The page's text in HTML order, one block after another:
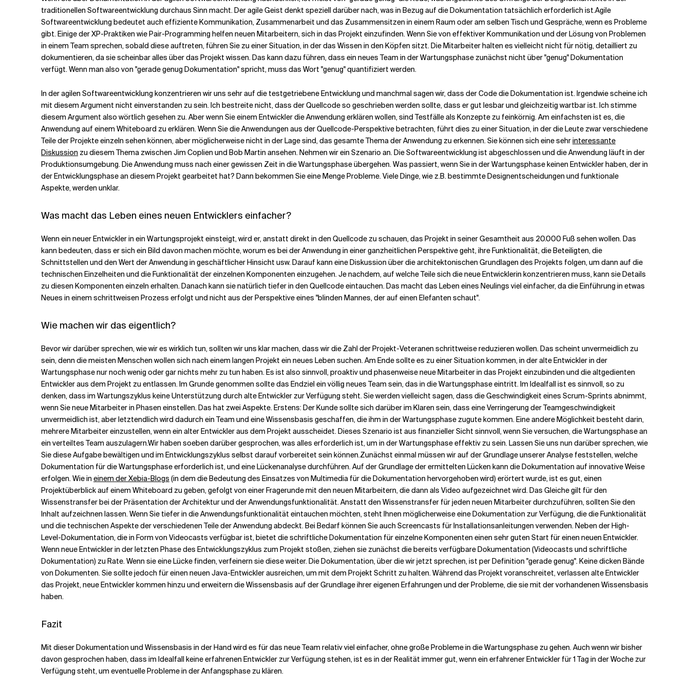
Verwandte Themen
traditionellen Softwareentwicklung durchaus Sinn macht. Der agile Geist denkt speziell darüber nach, was in Bezug auf die Dokumentation tatsächlich erforderlich ist.Agile
Softwareentwicklung bedeutet auch effiziente Kommunikation, Zusammenarbeit und das Zusammensitzen in einem Raum oder am selben Tisch und Gespräche, wenn es Probleme
gibt. Einige der XP-Praktiken wie Pair-Programming helfen neuen Mitarbeitern, sich in das Projekt einzufinden. Wenn Sie von effektiver Kommunikation und der Lösung von Problemen
in einem Team sprechen, sobald diese auftreten, führen Sie zu einer Situation, in der das Wissen in den Köpfen sitzt. Die Mitarbeiter halten es vielleicht nicht für nötig, detailliert zu
dokumentieren, da sie scheinbar alles über das Projekt wissen. Das kann dazu führen, dass ein neues Team in der Wartungsphase zunächst nicht über "genug" Dokumentation
verfügt. Wenn man also von "gerade genug Dokumentation" spricht, muss das Wort "genug" quantifiziert werden.
In der agilen Softwareentwicklung konzentrieren wir uns sehr auf die testgetriebene Entwicklung und manchmal sagen wir, dass der Code die Dokumentation ist. Irgendwie scheine ich
mit diesem Argument nicht einverstanden zu sein. Ich bestreite nicht, dass der Quellcode so geschrieben werden sollte, dass er gut lesbar und gleichzeitig wartbar ist. Ich stimme
diesem Argument also wörtlich gesehen zu. Aber wenn Sie einem Entwickler die Anwendung erklären wollen, sind Testfälle als Konzepte zu feinkörnig. Am einfachsten ist es, die
Anwendung auf einem Whiteboard zu erklären. Wenn Sie die Anwendungen aus der Quellcode-Perspektive betrachten, führt dies zu einer Situation, in der die Leute zwar verschiedene
Teile der Projekte einzeln sehen können, aber möglicherweise nicht in der Lage sind, das gesamte Thema der Anwendung zu erkennen. Sie können sich eine sehrinteressante
Diskussion zu diesem Thema zwischen Jim Coplien und Bob Martin ansehen. Nehmen wir ein Szenario an. Die Softwareentwicklung ist abgeschlossen und die Anwendung läuft in der
Produktionsumgebung. Die Anwendung muss nach einer gewissen Zeit in die Wartungsphase übergehen. Was passiert, wenn Sie in der Wartungsphase keinen Entwickler haben, der in
der Entwicklungsphase an diesem Projekt gearbeitet hat? Dann bekommen Sie eine Menge Probleme. Viele Dinge, wie z.B. bestimmte Designentscheidungen und funktionale
Aspekte, werden unklar.
Was macht das Leben eines neuen Entwicklers einfacher?
Wenn ein neuer Entwickler in ein Wartungsprojekt einsteigt, wird er, anstatt direkt in den Quellcode zu schauen, das Projekt in seiner Gesamtheit aus 20.000 Fuß sehen wollen. Das
kann bedeuten, dass er sich ein Bild davon machen möchte, worum es bei der Anwendung in einer ganzheitlichen Perspektive geht, ihre Funktionalität, die Beteiligten, die
Schnittstellen und den Wert der Anwendung in geschäftlicher Hinsicht usw. Darauf kann eine Diskussion über die architektonischen Grundlagen des Projekts folgen, um dann auf die
technischen Einzelheiten und die Funktionalität der einzelnen Komponenten einzugehen. Je nachdem, auf welche Teile sich die neue Entwicklerin konzentrieren muss, kann sie Details
zu diesen Komponenten einzeln erhalten. Danach kann sie natürlich tiefer in den Quellcode eintauchen. Das macht das Leben eines Neulings viel einfacher, da die Einführung in etwas
Neues in einem schrittweisen Prozess erfolgt und nicht aus der Perspektive eines "blinden Mannes, der auf einen Elefanten schaut".
Wie machen wir das eigentlich?
Bevor wir darüber sprechen, wie wir es wirklich tun, sollten wir uns klar machen, dass wir die Zahl der Projekt-Veteranen schrittweise reduzieren wollen. Das scheint unvermeidlich zu
sein, denn die meisten Menschen wollen sich nach einem langen Projekt ein neues Leben suchen. Am Ende sollte es zu einer Situation kommen, in der alte Entwickler in der
Wartungsphase nur noch wenig oder gar nichts mehr zu tun haben. Es ist also sinnvoll, proaktiv und phasenweise neue Mitarbeiter in das Projekt einzubinden und die altgedienten
Entwickler aus dem Projekt zu entlassen. Im Grunde genommen sollte das Endziel ein völlig neues Team sein, das in die Wartungsphase eintritt. Im Idealfall ist es sinnvoll, so zu
denken, dass im Wartungszyklus keine Unterstützung durch alte Entwickler zur Verfügung steht. Sie werden vielleicht sagen, dass die Geschwindigkeit eines Scrum-Sprints abnimmt,
wenn Sie neue Mitarbeiter in Phasen einstellen. Das hat zwei Aspekte. Erstens: Der Kunde sollte sich darüber im Klaren sein, dass eine Verringerung der Teamgeschwindigkeit
unvermeidlich ist, aber letztendlich wird dadurch ein Team und eine Wissensbasis geschaffen, die ihm in der Wartungsphase zugute kommen. Eine andere Möglichkeit besteht darin,
mehrere Mitarbeiter einzustellen, wenn ein alter Entwickler aus dem Projekt ausscheidet. Dieses Szenario ist aus finanzieller Sicht sinnvoll, wenn Sie versuchen, die Wartungsphase an
ein verteiltes Team auszulagern.Wir haben soeben darüber gesprochen, was alles erforderlich ist, um in der Wartungsphase effektiv zu sein. Lassen Sie uns nun darüber sprechen, wie
Sie diese Aufgabe bewältigen und im Entwicklungszyklus selbst darauf vorbereitet sein können.Zunächst einmal müssen wir auf der Grundlage unserer Analyse feststellen, welche
Dokumentation für die Wartungsphase erforderlich ist, und eine Lückenanalyse durchführen. Auf der Grundlage der ermittelten Lücken kann die Dokumentation auf innovative Weise
erfolgen. Wie in einem der Xebia-Blogs (in dem die Bedeutung des Einsatzes von Multimedia für die Dokumentation hervorgehoben wird) erörtert wurde, ist es gut, einen
Projektüberblick auf einem Whiteboard zu geben, gefolgt von einer Fragerunde mit den neuen Mitarbeitern, die dann als Video aufgezeichnet wird. Das Gleiche gilt für den
Wissenstransfer bei der Präsentation der Architektur und der Anwendungsfunktionalität. Anstatt den Wissenstransfer für jeden neuen Mitarbeiter durchzuführen, sollten Sie den
Inhalt aufzeichnen lassen. Wenn Sie tiefer in die Anwendungsfunktionalität eintauchen möchten, steht Ihnen möglicherweise eine Dokumentation zur Verfügung, die die Funktionalität
und die technischen Aspekte der verschiedenen Teile der Anwendung abdeckt. Bei Bedarf können Sie auch Screencasts für Installationsanleitungen verwenden. Neben der High-
Level-Dokumentation, die in Form von Videocasts verfügbar ist, bietet die schriftliche Dokumentation für einzelne Komponenten einen sehr guten Start für einen neuen Entwickler.
Wenn neue Entwickler in der letzten Phase des Entwicklungszyklus zum Projekt stoßen, ziehen sie zunächst die bereits verfügbare Dokumentation (Videocasts und schriftliche
Dokumentation) zu Rate. Wenn sie eine Lücke finden, verfeinern sie diese weiter. Die Dokumentation, über die wir jetzt sprechen, ist per Definition "gerade genug". Keine dicken Bände
von Dokumenten. Sie sollte jedoch für einen neuen Java-Entwickler ausreichen, um mit dem Projekt Schritt zu halten. Während das Projekt voranschreitet, verlassen alte Entwickler
das Projekt, neue Entwickler kommen hinzu und erweitern die Wissensbasis auf der Grundlage ihrer eigenen Erfahrungen und der Probleme, die sie mit der vorhandenen Wissensbasis
haben.
Fazit
Mit dieser Dokumentation und Wissensbasis in der Hand wird es für das neue Team relativ viel einfacher, ohne große Probleme in die Wartungsphase zu gehen. Auch wenn wir bisher
davon gesprochen haben, dass im Idealfall keine erfahrenen Entwickler zur Verfügung stehen, ist es in der Realität immer gut, wenn ein erfahrener Entwickler für 1 Tag in der Woche zur
Verfügung steht, um eventuelle Probleme in der Anfangsphase zu klären.